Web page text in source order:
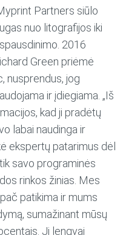
Partners siūlo
nuo litografijos iki
2016
Green priėmė
nusprendus, jog
ir įdiegiama. „Iš
kad ji pradėtų
labai naudinga ir
ekspertų patarimus dėl
savo programinės
rinkos žinias. Mes
patikima ir mums
sumažinant mūsų
Ji lengvai